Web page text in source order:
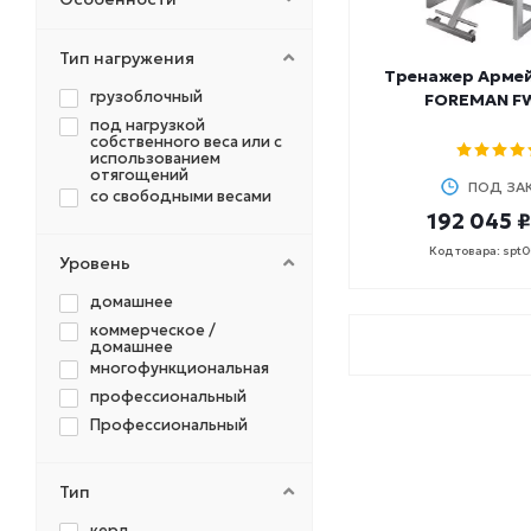
Тренажер
FOREMAN
ПОД
192 045 ₽
Код товара:
119х79х104
120,2х86,7х42
120х60х50
120х70х120
120х72х110
120х72х95
120х81х97
121х49х113
123,8х49х49х110
124,5х72,5х107
125,1х58,8х45,5
125,3х56,3х44
в комплектацию не
Тип нагружения
грузоблочный
под нагрузкой
собственного веса или с
использованием
отягощений
со свободными весами
Уровень
домашнее
коммерческое /
домашнее
многофункциональная
профессиональный
Профессиональный
Тип